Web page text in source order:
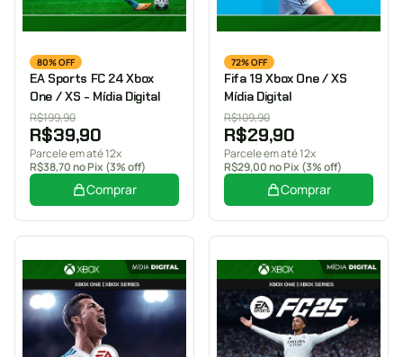
80% OFF
EA Sports FC 24 Xbox
One / XS - Mídia Digital
R$199,90
R$39,90
Parcele em até 12x
R$38,70no Pix (3% off)
Comprar
72% OFF
Fifa 19 Xbox One / XS
Mídia Digital
R$109,90
R$29,90
Parcele em até 12x
R$29,00no Pix (3% off)
Comprar